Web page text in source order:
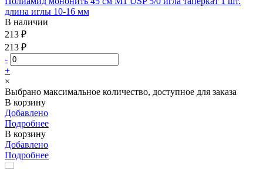
длина иглы 10-16 мм
В наличии
213 ₽
213 ₽
-
+
×
Выбрано максимальное количество, доступное для заказа
В корзину
Добавлено
Подробнее
В корзину
Добавлено
Подробнее